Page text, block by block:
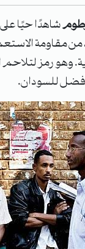
شاهدًا حيًا
مقاومة
وهو رمز
للسودان.